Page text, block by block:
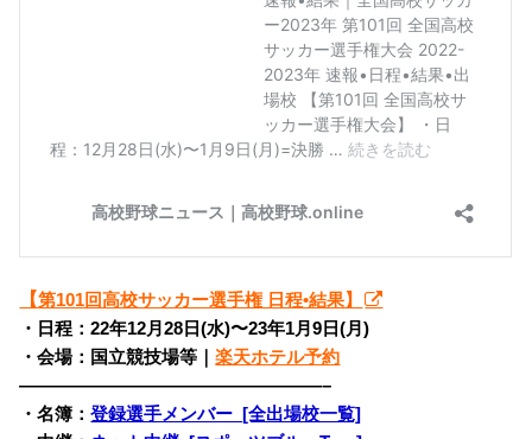
【第101回高校サッカー選手権 日程•結果】
・日程：22年12月28日(水)〜23年1月9日(月)
・会場：国立競技場等｜楽天ホテル予約
—————————————————–
・名簿：登録選手メンバー [全出場校一覧]